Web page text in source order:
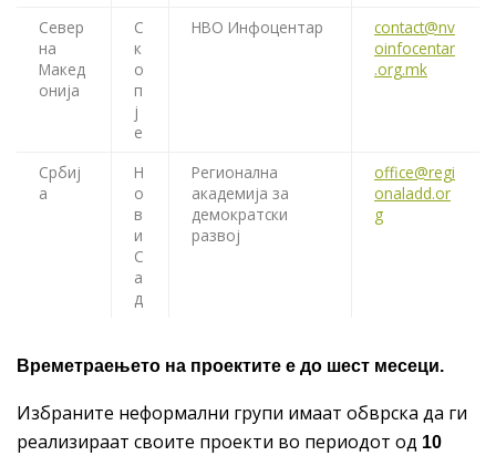
Север
на
Макед
онија
С
к
о
п
ј
е
НВО Инфоцентар
contact@nv
oinfocentar
.org.mk
Србиј
а
Н
о
в
и
С
а
д
Регионална
академија за
демократски
развој
office@regi
onaladd.or
g
Времетраењето на проектите е до шест месеци.
Избраните неформални групи имаат обврска да ги
реализираат своите проекти во периодот од 10